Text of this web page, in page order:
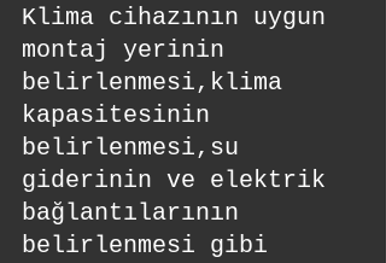
Klima cihazının uygun
montaj yerinin
belirlenmesi,klima
kapasitesinin
belirlenmesi,su
giderinin ve elektrik
bağlantılarının
belirlenmesi gibi